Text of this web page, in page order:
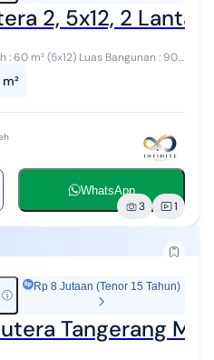
2, 5x12, 2 Lantai,
: 60 m² (5x12) Luas Bangunan : 90
Mandi : 2 Brand New Bisa KPR &
WhatsApp
3 1
ⓘ
Rp 8 Jutaan (Tenor 15 Tahun)
Tangerang